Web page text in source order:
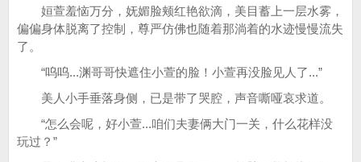
姮萱羞恼万分，妩媚脸颊红艳欲滴，美目蓄上一层水雾，
偏偏身体脱离了控制，尊严仿佛也随着那淌着的水迹慢慢流失
了。
“呜呜...渊哥哥快遮住小萱的脸！小萱再没脸见人了...”
美人小手垂落身侧，已是带了哭腔，声音嘶哑哀求道。
“怎么会呢，好小萱...咱们夫妻俩大门一关，什么花样没
玩过？”